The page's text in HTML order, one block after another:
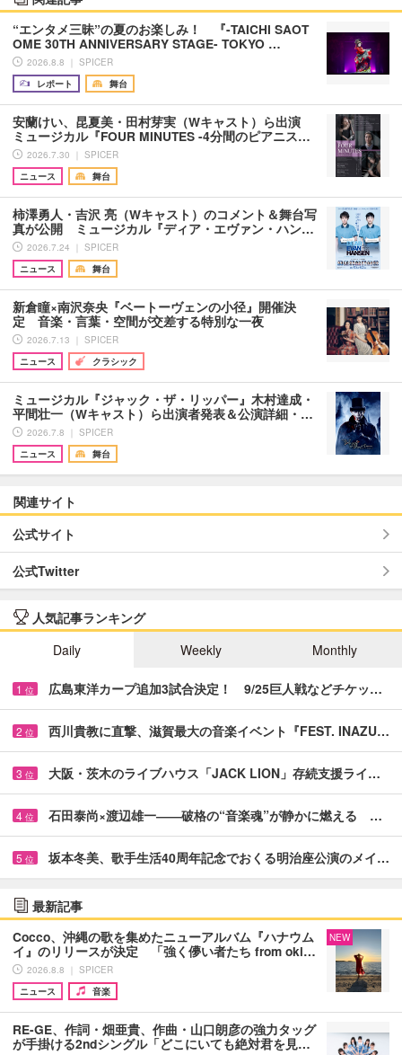
“エンタメ三昧”の夏のお楽しみ！ 『-TAICHI SAOT
OME 30TH ANNIVERSARY STAGE- TOKYO …
2026.8.8 ｜ SPICER
レポート
舞台
安蘭けい、昆夏美・田村芽実（Wキャスト）ら出演
ミュージカル『FOUR MINUTES -4分間のピアニス…
2026.7.30 ｜ SPICER
ニュース
舞台
柿澤勇人・吉沢 亮（Wキャスト）のコメント＆舞台写
真が公開 ミュージカル『ディア・エヴァン・ハン…
2026.7.24 ｜ SPICER
ニュース
舞台
新倉瞳×南沢奈央『ベートーヴェンの小径』開催決
定 音楽・言葉・空間が交差する特別な一夜
2026.7.13 ｜ SPICER
ニュース
クラシック
ミュージカル『ジャック・ザ・リッパー』木村達成・
平間壮一（Wキャスト）ら出演者発表＆公演詳細・…
2026.7.8 ｜ SPICER
ニュース
舞台
関連サイト
公式サイト
公式Twitter
人気記事ランキング
Daily
Weekly Monthly
1 位 広島東洋カープ追加3試合決定！ 9/25巨人戦などチケッ…
2 位 西川貴教に直撃、滋賀最大の音楽イベント『FEST. INAZU…
3 位 大阪・茨木のライブハウス「JACK LION」存続支援ライ…
4 位 石田泰尚×渡辺雄一――破格の“音楽魂”が静かに燃える …
5 位 坂本冬美、歌手生活40周年記念でおくる明治座公演のメイ…
最新記事
Cocco、沖縄の歌を集めたニューアルバム『ハナウム
イ』のリリースが決定 「強く儚い者たち from oki…
2026.8.8 ｜ SPICER
ニュース
音楽
NEW
RE-GE、作詞・畑亜貴、作曲・山口朗彦の強力タッグ
が手掛ける2ndシングル「どこにいても絶対君を見…